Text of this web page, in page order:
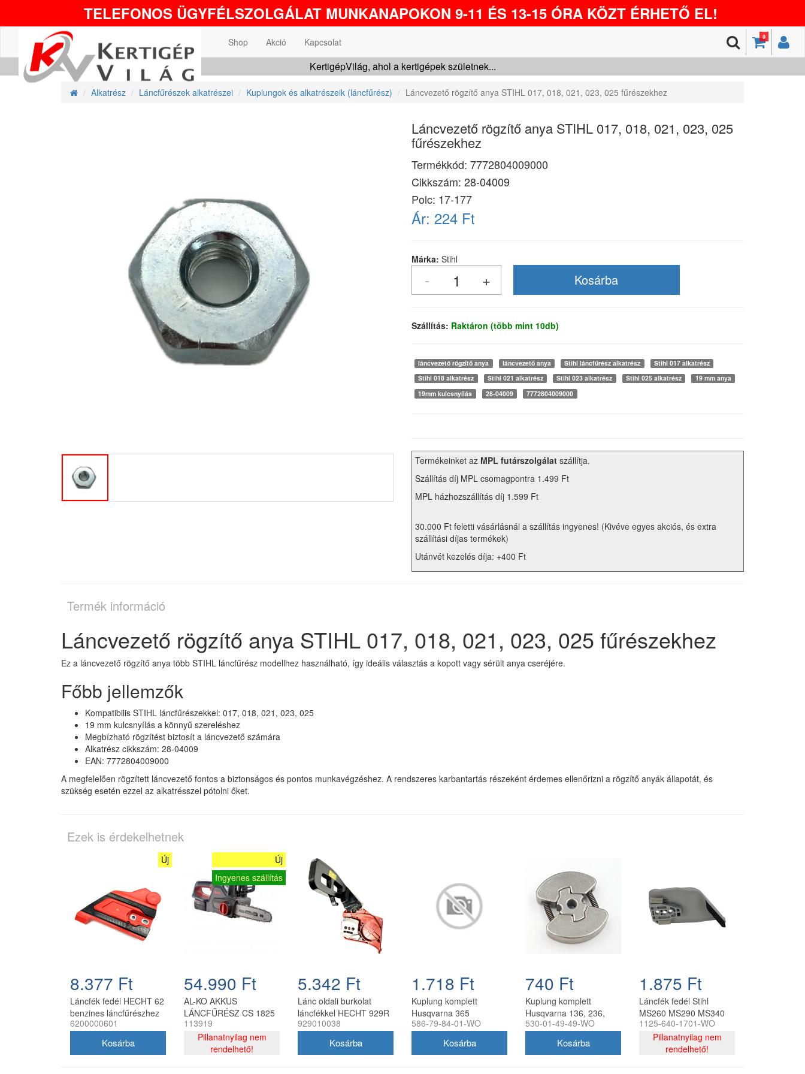
TELEFONOS ÜGYFÉLSZOLGÁLAT MUNKANAPOKON 9-11 ÉS 13-15 ÓRA KÖZT ÉRHETŐ EL!
0
Shop Akció Kapcsolat
KertigépVilág, ahol a kertigépek születnek...
Alkatrész Láncfűrészek alkatrészei Kuplungok és alkatrészeik (láncfűrész) Láncvezető rögzítő anya STIHL 017, 018, 021, 023, 025 fűrészekhez
Láncvezető rögzítő anya STIHL 017, 018, 021, 023, 025
fűrészekhez
Termékkód: 7772804009000
Cikkszám: 28-04009
Polc: 17-177
Ár: 224 Ft
Márka: Stihl
Szállítás: Raktáron (több mint 10db)
láncvezető rögzítő anya láncvezető anya Stihl láncfűrész alkatrész
Stihl 017 alkatrész
Stihl 018 alkatrész
Stihl 021 alkatrész Stihl 023 alkatrész Stihl 025 alkatrész
19 mm anya
19mm kulcsnyílás
28-04009 7772804009000
Termékeinket az MPL futárszolgálat szállítja.
Szállítás díj MPL csomagpontra 1.499 Ft
MPL házhozszállítás díj 1.599 Ft
30.000 Ft feletti vásárlásnál a szállítás ingyenes! (Kivéve egyes akciós, és extra
szállítási díjas termékek)
Utánvét kezelés díja: +400 Ft
Termék információ
Láncvezető rögzítő anya STIHL 017, 018, 021, 023, 025 fűrészekhez
Ez a láncvezető rögzítő anya több STIHL láncfűrész modellhez használható, így ideális választás a kopott vagy sérült anya cseréjére.
Főbb jellemzők
Kompatibilis STIHL láncfűrészekkel: 017, 018, 021, 023, 025
19 mm kulcsnyílás a könnyű szereléshez
Megbízható rögzítést biztosít a láncvezető számára
Alkatrész cikkszám: 28-04009
EAN: 7772804009000
A megfelelően rögzített láncvezető fontos a biztonságos és pontos munkavégzéshez. A rendszeres karbantartás részeként érdemes ellenőrizni a rögzítő anyák állapotát, és
szükség esetén ezzel az alkatrésszel pótolni őket.
Ezek is érdekelhetnek
Új
8.377 Ft
Láncfék fedél HECHT 62
benzines láncfűrészhez
6200000601
Új
Ingyenes szállítás
54.990 Ft
AL-KO AKKUS
LÁNCFŰRÉSZ CS 1825
18V
113919
Pillanatnyilag nem
rendelhető!
5.342 Ft
Lánc oldali burkolat
láncfékkel HECHT 929R
láncfűrészhez
929010038
1.718 Ft
Kuplung komplett
Husqvarna 365
láncfűrészhez
586-79-84-01-WO
740 Ft
Kuplung komplett
Husqvarna 136, 236,
P351, 135 Mark II
utángyártott
530-01-49-49-WO
1.875 Ft
Láncfék fedél Stihl
MS260 MS290 MS340
MS360 MS390
láncfűrészhez
utángyártott
1125-640-1701-WO
Pillanatnyilag nem
rendelhető!